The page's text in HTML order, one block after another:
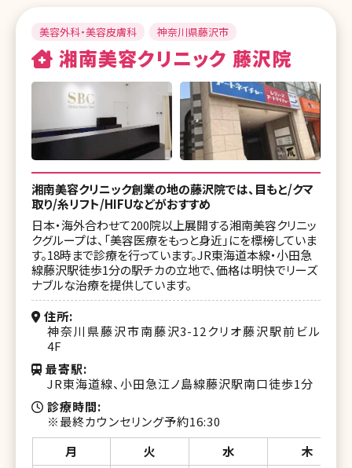
美容外科・美容皮膚科 神奈川県藤沢市
湘南美容クリニック 藤沢院
湘南美容クリニック創業の地の藤沢院では、目もと/クマ
取り/糸リフト/HIFUなどがおすすめ
日本・海外合わせて200院以上展開する湘南美容クリニッ
クグループは、「美容医療をもっと身近」にを標榜していま
す。18時まで診療を行っています。JR東海道本線・小田急
線藤沢駅徒歩1分の駅チカの立地で、価格は明快でリーズ
ナブルな治療を提供しています。
住所
神奈川県藤沢市南藤沢3-12クリオ藤沢駅前ビル
4F
最寄駅
JR東海道線、小田急江ノ島線藤沢駅南口徒歩1分
診療時間
※最終カウンセリング予約16:30
月
火 水 木